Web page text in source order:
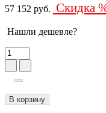
57 152 руб. Скидка
Нашли дешевле?
В корзину